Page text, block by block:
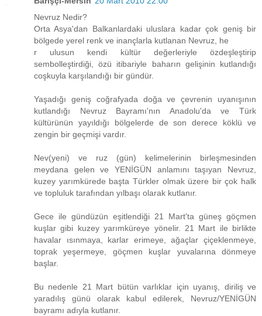
Nevruz Nedir?
Orta Asya'dan Balkanlardaki uluslara kadar çok geniş bir
bölgede yerel renk ve inançlarla kutlanan Nevruz, he
r ulusun kendi kültür değerleriyle özdeşleştirip
sembolleştirdiği, özü itibariyle baharın gelişinin kutlandığı
coşkuyla karşılandığı bir gündür.
Yaşadığı geniş coğrafyada doğa ve çevrenin uyanışının
kutlandığı Nevruz Bayramı'nın Anadolu'da ve Türk
kültürünün yayıldığı bölgelerde de son derece köklü ve
zengin bir geçmişi vardır.
Nev(yeni) ve ruz (gün) kelimelerinin birleşmesinden
meydana gelen ve YENİGÜN anlamını taşıyan Nevruz,
kuzey yarımkürede başta Türkler olmak üzere bir çok halk
ve topluluk tarafından yılbaşı olarak kutlanır.
Gece ile gündüzün eşitlendiği 21 Mart'ta güneş göçmen
kuşlar gibi kuzey yarımküreye yönelir. 21 Mart ile birlikte
havalar ısınmaya, karlar erimeye, ağaçlar çiçeklenmeye,
toprak yeşermeye, göçmen kuşlar yuvalarına dönmeye
başlar.
Bu nedenle 21 Mart bütün varlıklar için uyanış, diriliş ve
yaradılış günü olarak kabul edilerek, Nevruz/YENİGÜN
bayramı adıyla kutlanır.